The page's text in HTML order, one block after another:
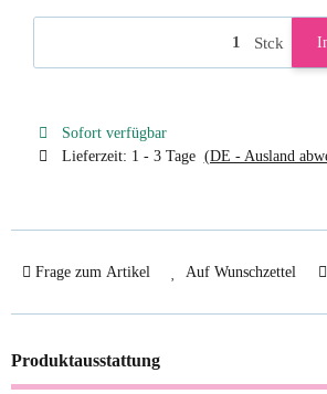
Stck
Sofort verfügbar
Lieferzeit: 1 - 3 Tage (DE - Ausland
Frage zum Artikel Auf Wunschzettel
Produktausstattung